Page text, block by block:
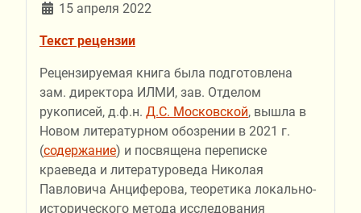
15 апреля 2022
Текст рецензии
Рецензируемая книга была подготовлена
зам. директора ИЛМИ, зав. Отделом
рукописей, д.ф.н. Д.С. Московской, вышла в
Новом литературном обозрении в 2021 г.
(содержание) и посвящена переписке
краеведа и литературоведа Николая
Павловича Анциферова, теоретика локально-
исторического метода исследования